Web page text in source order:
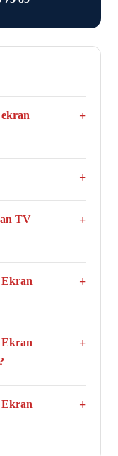
ve anlık stok
günü sürebilir
için yalnızca
TV
ait olacak şekilde
ile gönderebilir ve
Ekran
Ekran
TV Panel değişimi
performansıyla
Ekran